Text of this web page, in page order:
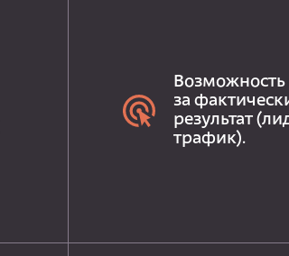
Возможность
за
результат
трафик).